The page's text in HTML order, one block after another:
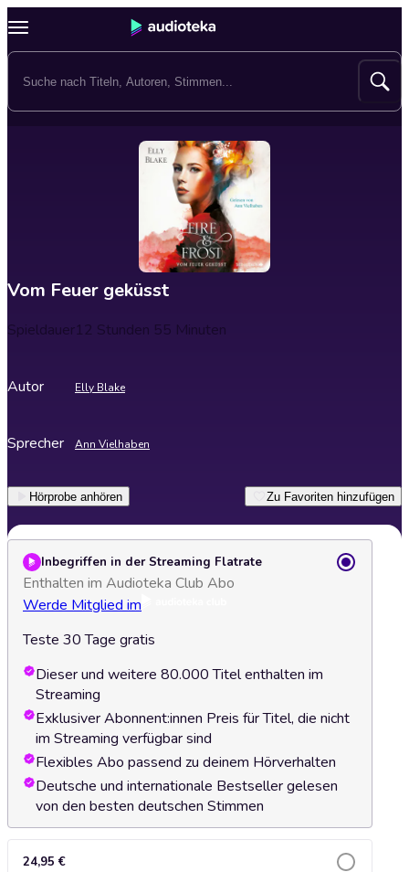
Vom Feuer geküsst
Spieldauer12 Stunden 55 Minuten
Autor Elly Blake
Sprecher Ann Vielhaben
Hörprobe anhören Zu Favoriten hinzufügen
Inbegriffen in der Streaming Flatrate
Enthalten im Audioteka Club Abo
Werde Mitglied im
Teste 30 Tage gratis
Dieser und weitere 80.000 Titel enthalten im
Streaming
Exklusiver Abonnent:innen Preis für Titel, die nicht
im Streaming verfügbar sind
Flexibles Abo passend zu deinem Hörverhalten
Deutsche und internationale Bestseller gelesen
von den besten deutschen Stimmen
24,95 €